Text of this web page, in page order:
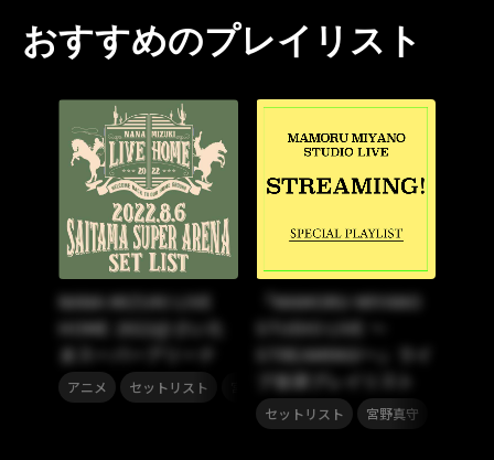
おすすめのプレイリスト
NANA MIZUKI LIVE
HOME 2022@さいた
まスーパーアリーナ
アニメ セットリスト 宮野真守
「MAMORU MIYANO
STUDIO LIVE ～
STREAMING!～」ライ
ブ音源プレイリスト
セットリスト 宮野真守